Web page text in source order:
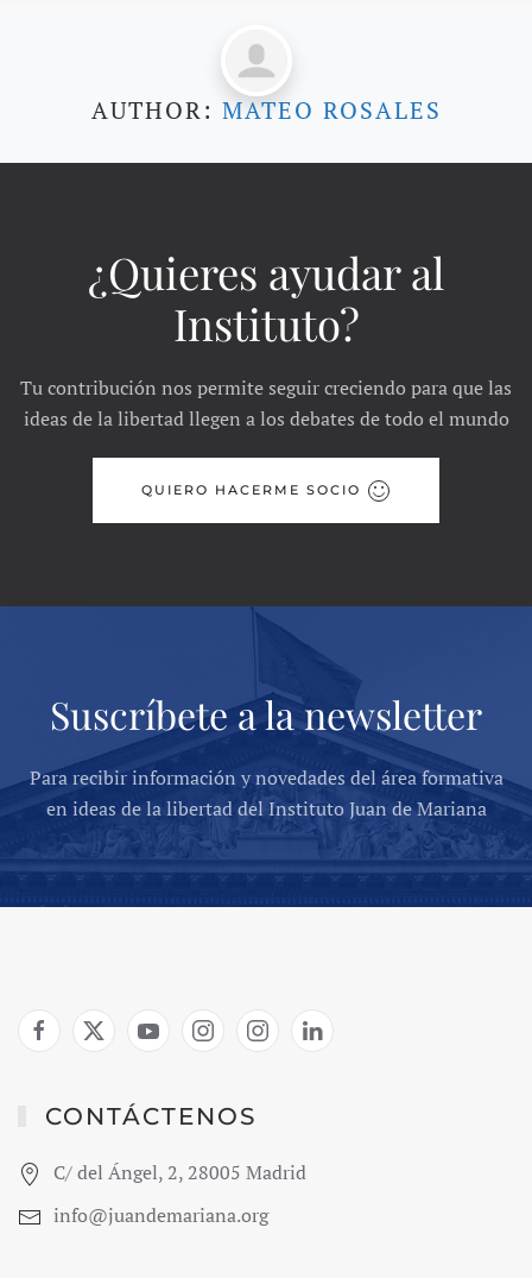
AUTHOR: MATEO ROSALES
¿Quieres ayudar al
Instituto?
Tu contribución nos permite seguir creciendo para que las
ideas de la libertad llegen a los debates de todo el mundo
QUIERO HACERME SOCIO
Suscríbete a la newsletter
Para recibir información y novedades del área formativa
en ideas de la libertad del Instituto Juan de Mariana
CONTÁCTENOS
C/ del Ángel, 2, 28005 Madrid
info@juandemariana.org